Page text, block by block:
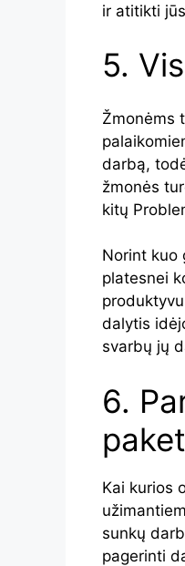
ir atitikti
5.
Žmonėms
darbą,
žmonės
kitų
Norint kuo
platesnei
dalytis
svarbų jų
6.
Kai kurios
sunkų
pagerinti